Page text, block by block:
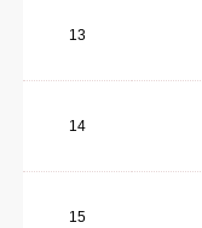
13
14
15